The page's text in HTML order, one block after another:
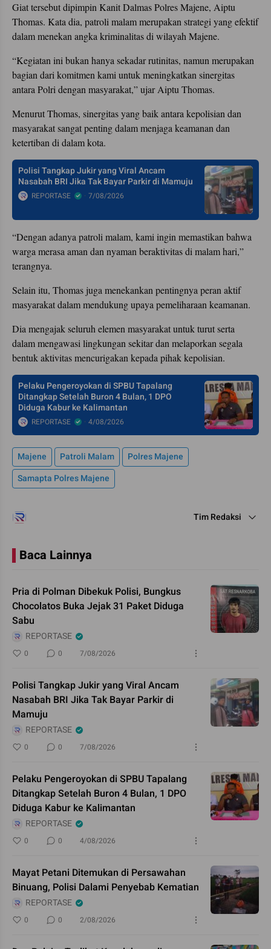
Giat tersebut dipimpin Kanit Dalmas Polres Majene, Aiptu
Thomas. Kata dia, patroli malam merupakan strategi yang efektif
dalam menekan angka kriminalitas di wilayah Majene.
“Kegiatan ini bukan hanya sekadar rutinitas, namun merupakan
bagian dari komitmen kami untuk meningkatkan sinergitas
antara Polri dengan masyarakat,” ujar Aiptu Thomas.
Menurut Thomas, sinergitas yang baik antara kepolisian dan
masyarakat sangat penting dalam menjaga keamanan dan
ketertiban di dalam kota.
Polisi Tangkap Jukir yang Viral Ancam
Nasabah BRI Jika Tak Bayar Parkir di Mamuju
REPORTASE 7/08/2026
“Dengan adanya patroli malam, kami ingin memastikan bahwa
warga merasa aman dan nyaman beraktivitas di malam hari,”
terangnya.
Selain itu, Thomas juga menekankan pentingnya peran aktif
masyarakat dalam mendukung upaya pemeliharaan keamanan.
Dia mengajak seluruh elemen masyarakat untuk turut serta
dalam mengawasi lingkungan sekitar dan melaporkan segala
bentuk aktivitas mencurigakan kepada pihak kepolisian.
Pelaku Pengeroyokan di SPBU Tapalang
Ditangkap Setelah Buron 4 Bulan, 1 DPO
Diduga Kabur ke Kalimantan
REPORTASE 4/08/2026
Majene Patroli Malam
Polres Majene
Samapta Polres Majene
Tim Redaksi
Baca Lainnya
Pria di Polman Dibekuk Polisi, Bungkus
Chocolatos Buka Jejak 31 Paket Diduga
Sabu
REPORTASE
0 0 7/08/2026
Polisi Tangkap Jukir yang Viral Ancam
Nasabah BRI Jika Tak Bayar Parkir di
Mamuju
REPORTASE
0 0 7/08/2026
Pelaku Pengeroyokan di SPBU Tapalang
Ditangkap Setelah Buron 4 Bulan, 1 DPO
Diduga Kabur ke Kalimantan
REPORTASE
0 0 4/08/2026
Mayat Petani Ditemukan di Persawahan
Binuang, Polisi Dalami Penyebab Kematian
REPORTASE
0 0 2/08/2026